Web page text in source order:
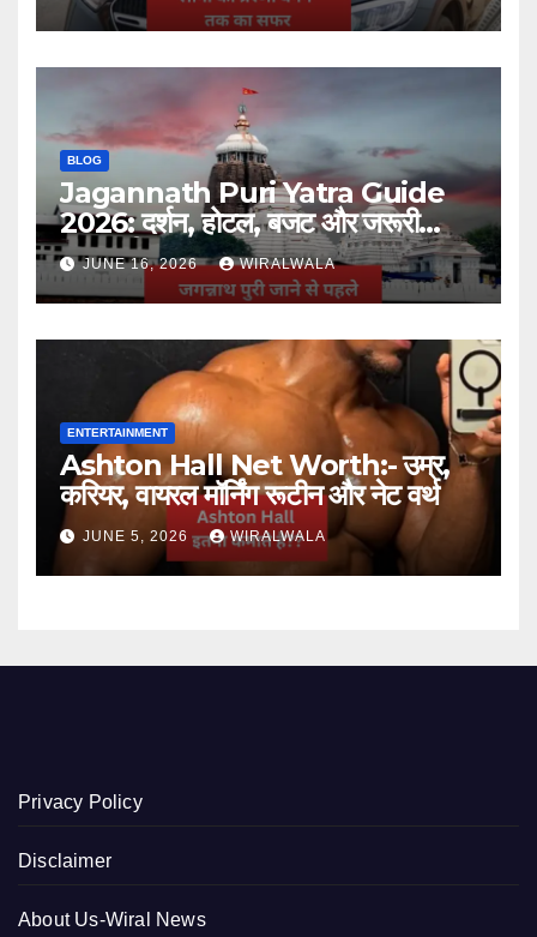
BLOG
Jagannath Puri Yatra Guide
2026: दर्शन, होटल, बजट और जरूरी
जानकारी
JUNE 16, 2026 WIRALWALA
ENTERTAINMENT
Ashton Hall Net Worth:- उम्र,
करियर, वायरल मॉर्निंग रूटीन और नेट वर्थ
JUNE 5, 2026 WIRALWALA
Privacy Policy
Disclaimer
About Us-Wiral News